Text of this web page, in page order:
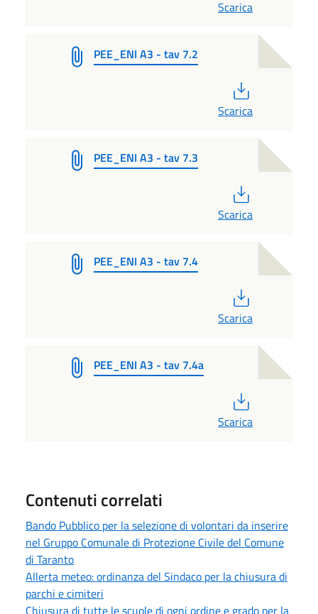
Scarica
PEE_ENI A3 - tav 7.2
Scarica
PEE_ENI A3 - tav 7.3
Scarica
PEE_ENI A3 - tav 7.4
Scarica
PEE_ENI A3 - tav 7.4a
Scarica
Contenuti correlati
Bando Pubblico per la selezione di volontari da inserire
nel Gruppo Comunale di Protezione Civile del Comune
di Taranto
Allerta meteo: ordinanza del Sindaco per la chiusura di
parchi e cimiteri
Chiusura di tutte le scuole di ogni ordine e grado per la